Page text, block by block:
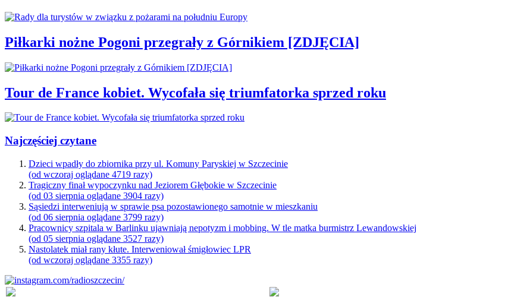
Piłkarki nożne Pogoni przegrały z Górnikiem [ZDJĘCIA]
Tour de France kobiet. Wycofała się triumfatorka sprzed roku
Najczęściej czytane
Dzieci wpadły do zbiornika przy ul. Komuny Paryskiej w Szczecinie
(od wczoraj oglądane 4719 razy)
Tragiczny finał wypoczynku nad Jeziorem Głębokie w Szczecinie
(od 03 sierpnia oglądane 3904 razy)
Sąsiedzi interweniują w sprawie psa pozostawionego samotnie w mieszkaniu
(od 06 sierpnia oglądane 3799 razy)
Pracownicy szpitala w Barlinku ujawniają nepotyzm i mobbing. W tle matka burmistrz Lewandowskiej
(od 05 sierpnia oglądane 3527 razy)
Nastolatek miał rany kłute. Interweniował śmigłowiec LPR
(od wczoraj oglądane 3355 razy)